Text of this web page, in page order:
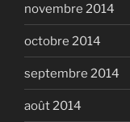
novembre 2014
octobre 2014
septembre 2014
août 2014